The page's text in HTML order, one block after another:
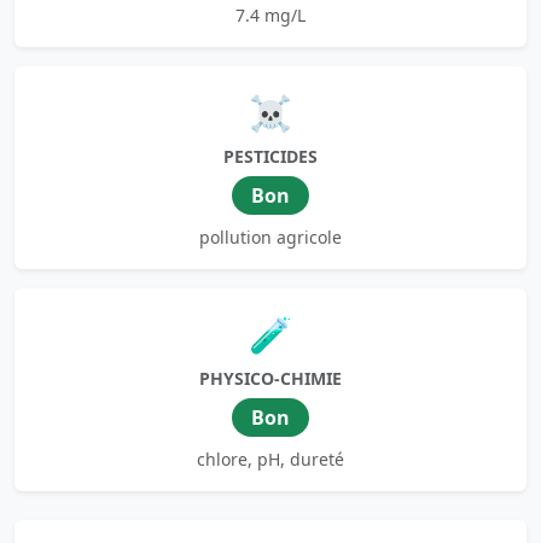
7.4 mg/L
☠️
PESTICIDES
Bon
pollution agricole
🧪
PHYSICO-CHIMIE
Bon
chlore, pH, dureté